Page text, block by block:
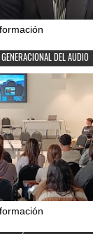
DEL AUDIO